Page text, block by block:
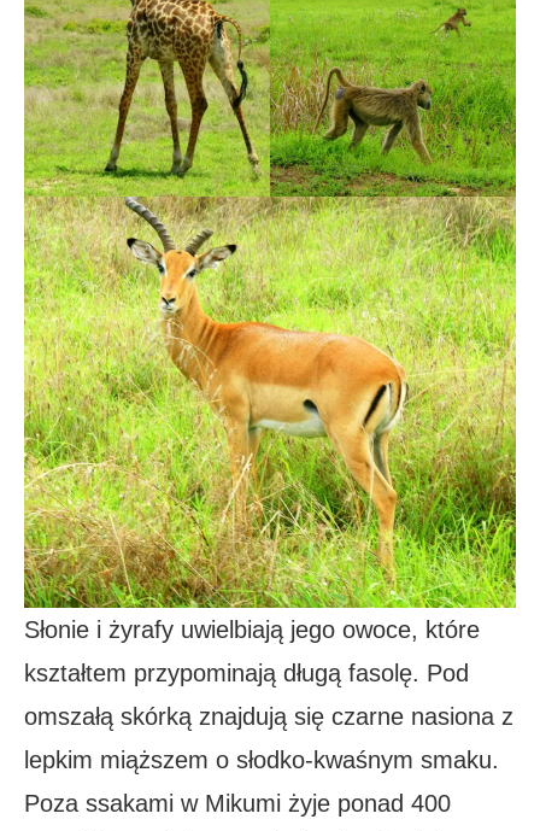
Słonie i żyrafy uwielbiają jego owoce, które
kształtem przypominają długą fasolę. Pod
omszałą skórką znajdują się czarne nasiona z
lepkim miąższem o słodko-kwaśnym smaku.
Poza ssakami w Mikumi żyje ponad 400